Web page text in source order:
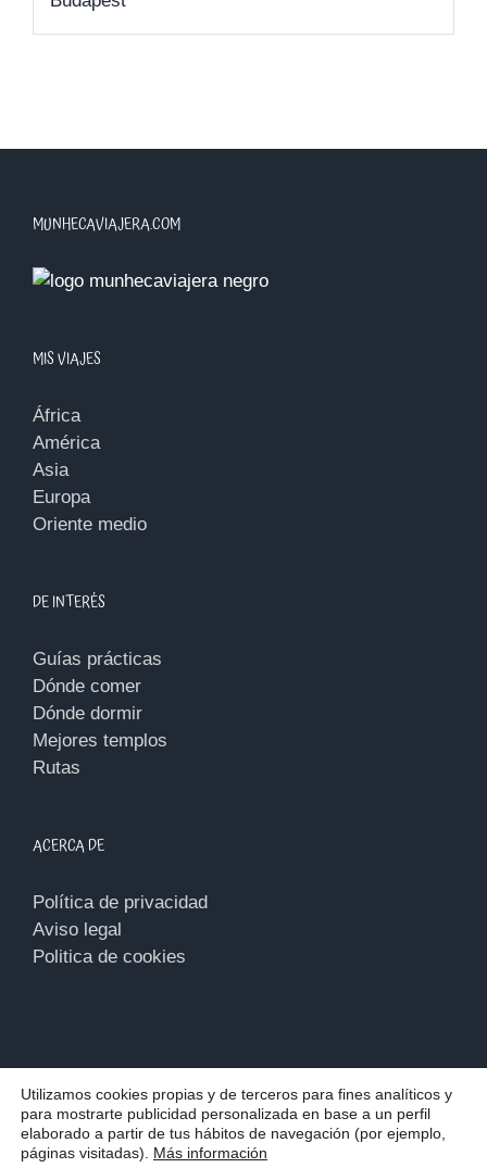
MUNHECAVIAJERA.COM
MIS VIAJES
África
América
Asia
Europa
Oriente medio
DE INTERÉS
Guías prácticas
Dónde comer
Dónde dormir
Mejores templos
Rutas
ACERCA DE
Política de privacidad
Aviso legal
Politica de cookies
Copyright 2018 - 2026 | Todos los derechos reservados | Diseño
web
por Mimedu
Utilizamos cookies propias y de terceros para fines analíticos y
para mostrarte publicidad personalizada en base a un perfil
elaborado a partir de tus hábitos de navegación (por ejemplo,
páginas visitadas). Más información